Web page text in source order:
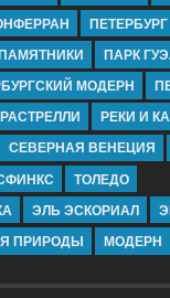
ПЕТЕРБУРГ
ПАРК
МОДЕРН
РАСТРЕЛЛИ РЕКИ И
СЕВЕРНАЯ ВЕНЕЦИЯ
ТОЛЕДО
ЭЛЬ ЭСКОРИАЛ
ПРИРОДЫ МОДЕРН